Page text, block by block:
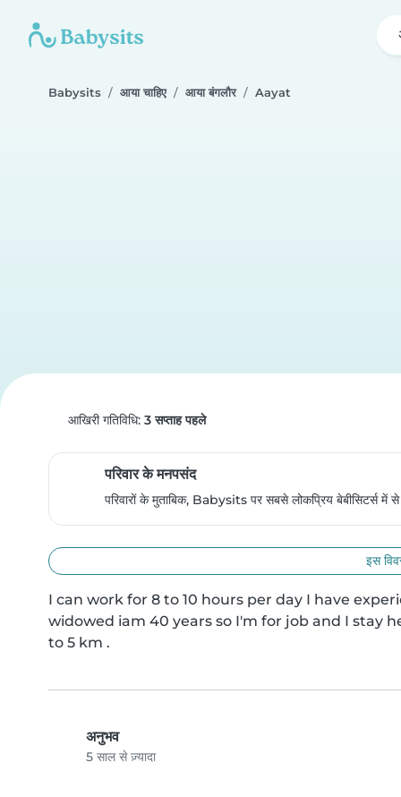
Babysits आया चाहिए आया बंगलौर Aayat
आखिरी गतिविधि: 3 सप्ताह पहले
परिवार के मनपसंद
परिवारों के मुताबिक, Babysits पर सबसे लोकप्रिय बेबीसिटर्स में
इस
I can work for 8 to 10 hours per day I have
widowed iam 40 years so I'm for job and I stay
to 5 km .
अनुभव
5 साल से ज़्यादा